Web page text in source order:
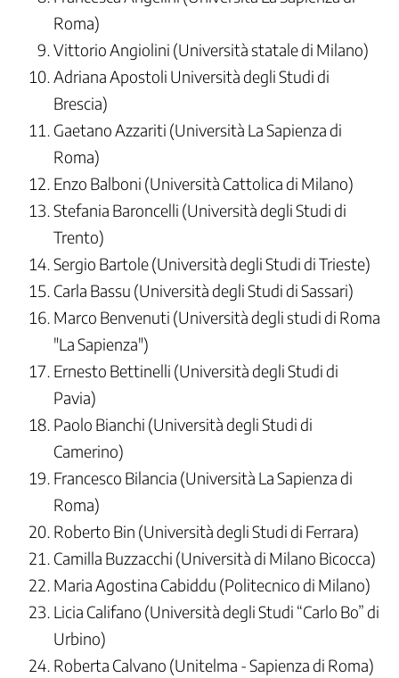
Roma)
Vittorio Angiolini (Università statale di Milano)
Adriana Apostoli Università degli Studi di
Brescia)
Gaetano Azzariti (Università La Sapienza di
Roma)
Enzo Balboni (Università Cattolica di Milano)
Stefania Baroncelli (Università degli Studi di
Trento)
Sergio Bartole (Università degli Studi di Trieste)
Carla Bassu (Università degli Studi di Sassari)
Marco Benvenuti (Università degli studi di Roma
"La Sapienza")
Ernesto Bettinelli (Università degli Studi di
Pavia)
Paolo Bianchi (Università degli Studi di
Camerino)
Francesco Bilancia (Università La Sapienza di
Roma)
Roberto Bin (Università degli Studi di Ferrara)
Camilla Buzzacchi (Università di Milano Bicocca)
Maria Agostina Cabiddu (Politecnico di Milano)
Licia Califano (Università degli Studi “Carlo Bo” di
Urbino)
Roberta Calvano (Unitelma - Sapienza di Roma)